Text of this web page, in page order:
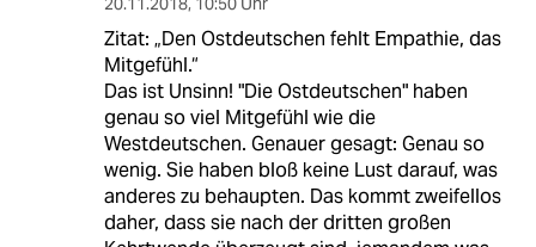
Zitat: „Den Ostdeutschen fehlt Empathie, das
Mitgefühl.“
Das ist Unsinn! "Die Ostdeutschen" haben
genau so viel Mitgefühl wie die
Westdeutschen. Genauer gesagt: Genau so
wenig. Sie haben bloß keine Lust darauf, was
anderes zu behaupten. Das kommt zweifellos
daher, dass sie nach der dritten großen